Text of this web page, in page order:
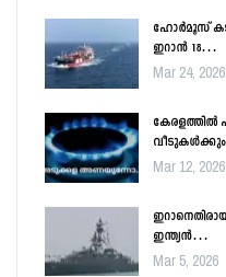
ഹോർമൂസ്
ഇറാൻ 18…
Mar 24, 2026
കേരളത്തിൽ
Mar 12, 2026
ഇന്ത്യൻ…
Mar 5, 2026